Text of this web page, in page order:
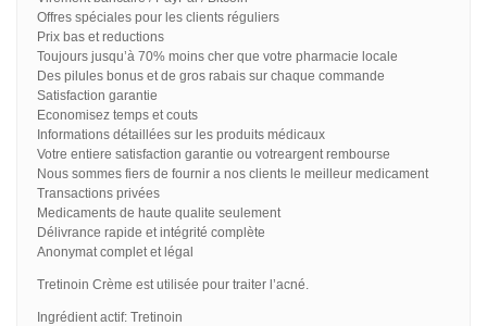
Offres spéciales pour les clients réguliers
Prix bas et reductions
Toujours jusqu’à 70% moins cher que votre pharmacie locale
Des pilules bonus et de gros rabais sur chaque commande
Satisfaction garantie
Economisez temps et couts
Informations détaillées sur les produits médicaux
Votre entiere satisfaction garantie ou votreargent rembourse
Nous sommes fiers de fournir a nos clients le meilleur medicament
Transactions privées
Medicaments de haute qualite seulement
Délivrance rapide et intégrité complète
Anonymat complet et légal
Tretinoin Crème est utilisée pour traiter l’acné.
Ingrédient actif: Tretinoin